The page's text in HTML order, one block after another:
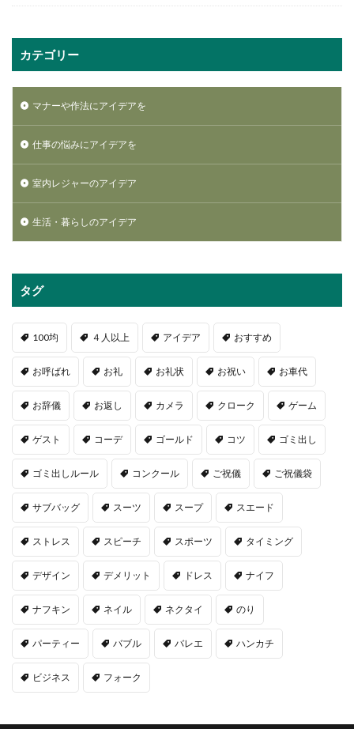
カテゴリー
マナーや作法にアイデアを
仕事の悩みにアイデアを
室内レジャーのアイデア
生活・暮らしのアイデア
タグ
100均 ４人以上 アイデア おすすめ
お呼ばれ お礼 お礼状 お祝い お車代
お辞儀 お返し カメラ クローク ゲーム
ゲスト コーデ ゴールド コツ ゴミ出し
ゴミ出しルール コンクール ご祝儀 ご祝儀袋
サブバッグ スーツ スープ スエード
ストレス スピーチ スポーツ タイミング
デザイン デメリット ドレス ナイフ
ナフキン ネイル ネクタイ のり
パーティー バブル バレエ ハンカチ
ビジネス フォーク